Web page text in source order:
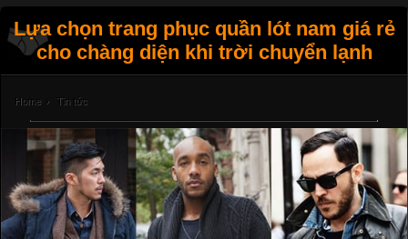
Lựa chọn trang phục quần lót nam giá rẻ
cho chàng diện khi trời chuyển lạnh
Home › Tin tức